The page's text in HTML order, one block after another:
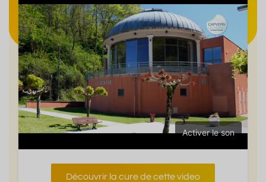
Activer le son
Découvrir la cure de cette video